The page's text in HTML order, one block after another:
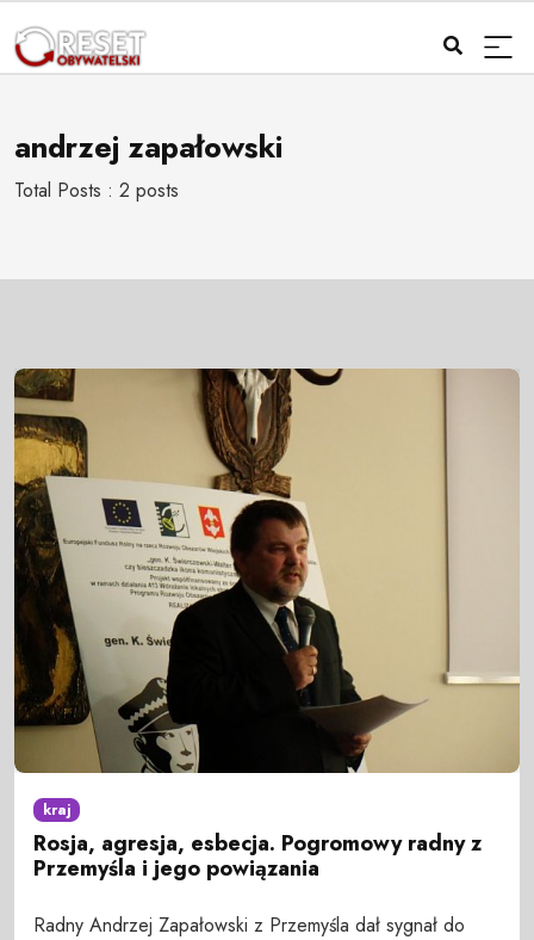
andrzej zapałowski
Total Posts : 2 posts
kraj
Rosja, agresja, esbecja. Pogromowy radny z
Przemyśla i jego powiązania
Radny Andrzej Zapałowski z Przemyśla dał sygnał do